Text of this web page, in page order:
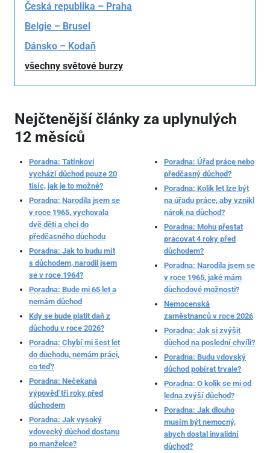
Česká republika – Praha
Belgie – Brusel
Dánsko – Kodaň
všechny světové burzy
Nejčtenější články za uplynulých
12 měsíců
Poradna: Tatínkovi
vychází důchod pouze 20
tisíc, jak je to možné?
Poradna: Narodila jsem se
v roce 1965, vychovala
dvě děti a chci do
předčasného důchodu
Poradna: Jak to budu mít
s důchodem, narodil jsem
se v roce 1964?
Poradna: Bude mi 65 let a
nemám důchod
Kdy se bude platit daň z
důchodu v roce 2026?
Poradna: Chybí mi šest let
do důchodu, nemám práci,
co teď?
Poradna: Nečekaná
výpověď tři roky před
důchodem
Poradna: Jak vysoký
vdovecký důchod dostanu
po manželce?
Poradna: Úřad práce nebo
předčasný důchod?
Poradna: Kolik let lze být
na úřadu práce, aby vznikl
nárok na důchod?
Poradna: Mohu přestat
pracovat 4 roky před
důchodem?
Poradna: Narodila jsem se
v roce 1965, jaké mám
důchodové možnosti?
Nemocenská
zaměstnanců v roce 2026
Poradna: Jak si zvýšit
důchod na poslední chvíli?
Poradna: Budu vdovský
důchod pobírat trvale?
Poradna: O kolik se mi od
ledna zvýší důchod?
Poradna: Jak dlouho
musím být nemocný,
abych dostal invalidní
důchod?